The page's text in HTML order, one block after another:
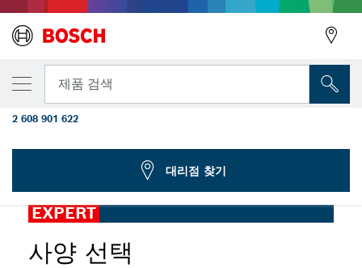
제품 검색
EXPERT
사양 선택
선택한 변형
해머 드릴 비트용 EXPERT SDS Clean max
커넥터
2 608 901 622
대리점 찾기